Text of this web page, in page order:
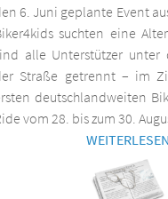
6. Juni geplante Event
suchten eine
alle Unterstützer unter
Straße getrennt – im
deutschlandweiten
vom 28. bis zum 30.
WEITERLESEN